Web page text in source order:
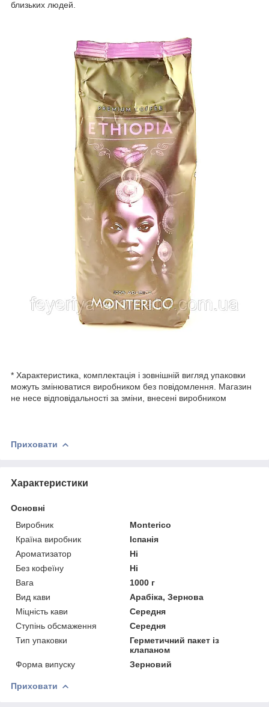
близьких людей.
* Характеристика, комплектація і зовнішній вигляд упаковки
можуть змінюватися виробником без повідомлення. Магазин
не несе відповідальності за зміни, внесені виробником
Приховати
Характеристики
Основні
Виробник
Monterico
Країна виробник
Іспанія
Ароматизатор
Ні
Без кофеїну
Ні
Вага
1000 г
Вид кави
Арабіка, Зернова
Міцність кави
Середня
Ступінь обсмаження
Середня
Тип упаковки
Герметичний пакет із
клапаном
Форма випуску
Зерновий
Приховати